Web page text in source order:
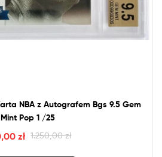
NBA z Autografem Bgs 9.5 Gem
Mint Pop 1 /25
1.250,00zł
zł